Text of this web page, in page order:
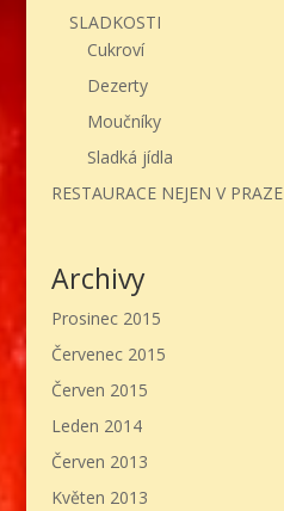
SLADKOSTI
Cukroví
Dezerty
Moučníky
Sladká jídla
RESTAURACE NEJEN V PRAZE
Archivy
Prosinec 2015
Červenec 2015
Červen 2015
Leden 2014
Červen 2013
Květen 2013